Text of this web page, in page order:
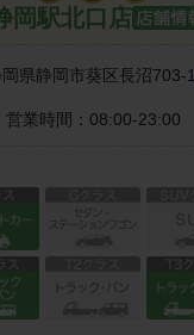
岡駅北口店
岡県静岡市葵区長沼703-1
営業時間： 08:00-23:00